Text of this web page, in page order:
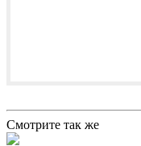
Смотрите так же